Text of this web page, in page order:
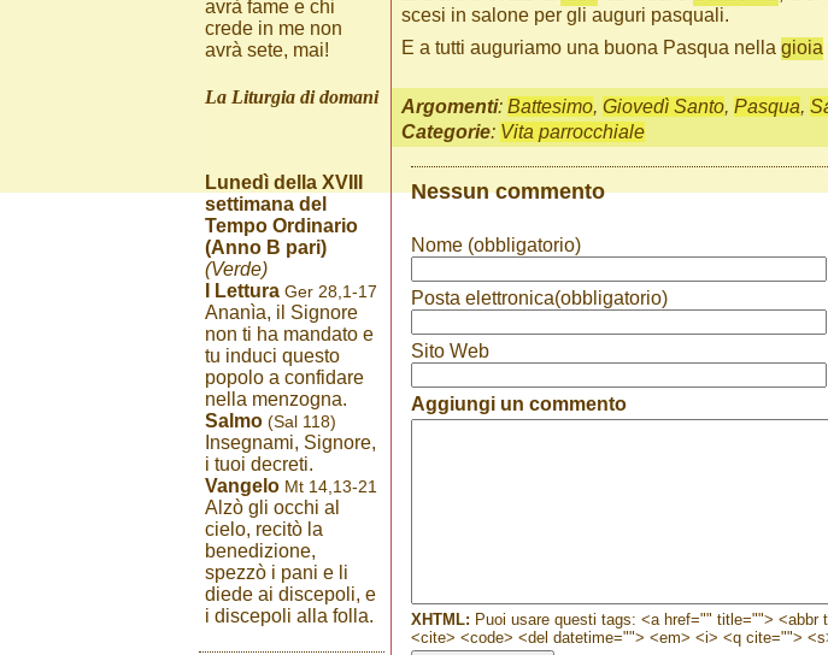
scesi in salone per gli auguri pasquali.
E a tutti auguriamo una buona Pasqua nella gioia
Argomenti: Battesimo, Giovedì Santo, Pasqua,
Categorie: Vita parrocchiale
Nessun commento
Nome (obbligatorio)
Posta elettronica(obbligatorio)
Sito Web
Aggiungi un commento
XHTML: Puoi usare questi tags: <a href="" title="">
<cite> <code> <del datetime=""> <em> <i> <q cite="">
avrà fame e chi
crede in me non
avrà sete, mai!
La Liturgia di domani
Lunedì della XVIII
settimana del
Tempo Ordinario
(Anno B pari)
(Verde)
I Lettura Ger 28,1-17
Ananìa, il Signore
non ti ha mandato e
tu induci questo
popolo a confidare
nella menzogna.
Salmo (Sal 118)
Insegnami, Signore,
i tuoi decreti.
Vangelo Mt 14,13-21
Alzò gli occhi al
cielo, recitò la
benedizione,
spezzò i pani e li
diede ai discepoli, e
i discepoli alla folla.